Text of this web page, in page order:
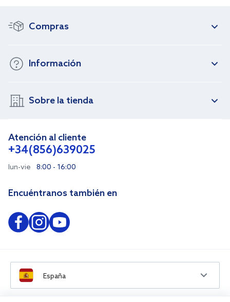
Compras
Información
Sobre la tienda
Atención al cliente
+34(856)639025
lun-vie 8:00 - 16:00
Encuéntranos también en
España